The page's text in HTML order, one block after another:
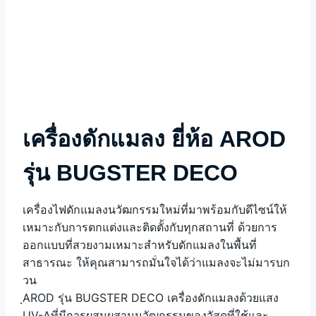
เครื่องดักแมลง ยี่ห้อ AROD
รุ่น BUGSTER DECO
เครื่องไฟดักแมลงนวัฒกรรมใหม่ที่มาพร้อมกับดีไซน์ให้
เหมาะกับการตกแต่งและติดตั้งกับทุกสถานที่ ด้วยการ
ออกแบบที่สวยงามเหมาะสำหรับดักแมลงในพื้นที่
สาธารณะ ให้คุณสามารถมั่นใจได้ว่าแมลงจะไม่มารบก
วน
ฺAROD รุ่น BUGSTER DECO เครื่องดักแมลงด้วยแสง